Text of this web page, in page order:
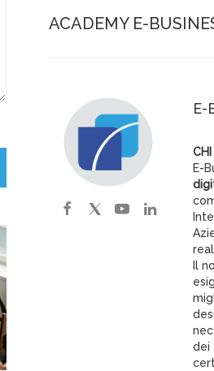
ACADEMY E-
E-
E-
Il